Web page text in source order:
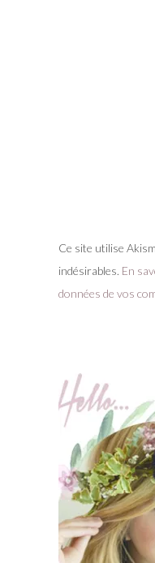
Ce site utilise
indésirables. En
données de vos